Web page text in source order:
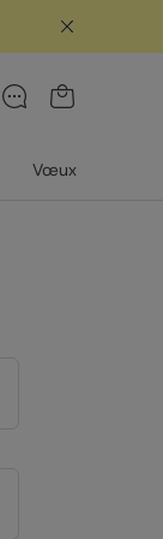
Vœux